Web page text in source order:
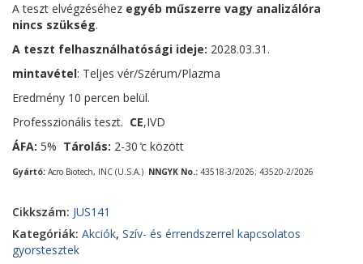
A teszt elvégzéséhez egyéb műszerre vagy analizálóra
nincs szükség.
A teszt felhasználhatósági ideje: 2028.03.31.
mintavétel: Teljes vér/Szérum/Plazma
Eredmény 10 percen belül.
Professzionális teszt. CE,IVD
ÁFA: 5% Tárolás: 2-30 ̊c között
Gyártó: Acro Biotech, INC (U.S.A.) NNGYK No.: 43518-3/2026; 43520-2/2026
Cikkszám: JUS141
Kategóriák: Akciók, Szív- és érrendszerrel kapcsolatos
gyorstesztek